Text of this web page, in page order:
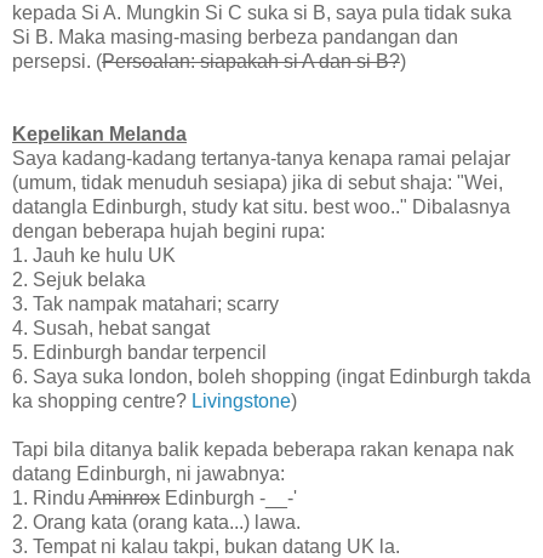
kepada Si A. Mungkin Si C suka si B, saya pula tidak suka
Si B. Maka masing-masing berbeza pandangan dan
persepsi. (Persoalan: siapakah si A dan si B?)
Kepelikan Melanda
Saya kadang-kadang tertanya-tanya kenapa ramai pelajar
(umum, tidak menuduh sesiapa) jika di sebut shaja: "Wei,
datangla Edinburgh, study kat situ. best woo.." Dibalasnya
dengan beberapa hujah begini rupa:
1. Jauh ke hulu UK
2. Sejuk belaka
3. Tak nampak matahari; scarry
4. Susah, hebat sangat
5. Edinburgh bandar terpencil
6. Saya suka london, boleh shopping (ingat Edinburgh takda
ka shopping centre? Livingstone)
Tapi bila ditanya balik kepada beberapa rakan kenapa nak
datang Edinburgh, ni jawabnya:
1. Rindu Aminrox Edinburgh -__-'
2. Orang kata (orang kata...) lawa.
3. Tempat ni kalau takpi, bukan datang UK la.